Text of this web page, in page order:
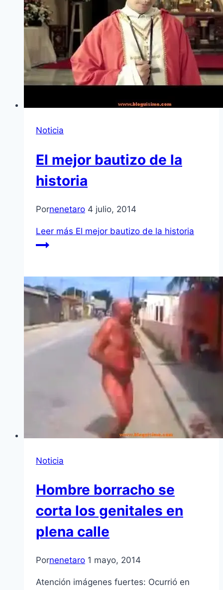
Noticia
El mejor bautizo de la
historia
Pornenetaro 4 julio, 2014
Leer más El mejor bautizo de la historia
Noticia
Hombre borracho se
corta los genitales en
plena calle
Pornenetaro 1 mayo, 2014
Atención imágenes fuertes: Ocurrió en